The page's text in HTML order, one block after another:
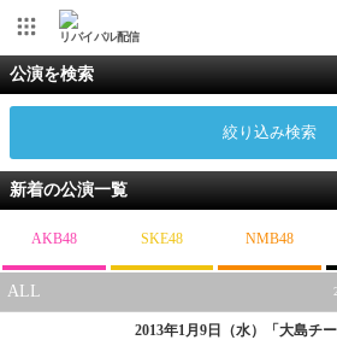
リバイバル配信
公演を検索
絞り込み検索
新着の公演一覧
AKB48 SKE48 NMB48
ALL
2013年1月9日（水）「大島チ